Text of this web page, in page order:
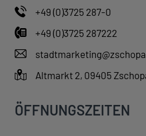
+49 (0)3725 287-0
+49 (0)3725 287222
Altmarkt 2, 09405
ÖFFNUNGSZEITEN